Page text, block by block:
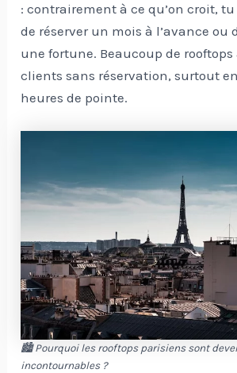
: contrairement à ce qu’on croit, tu
de réserver un mois à l’avance ou
une fortune. Beaucoup de
clients sans réservation, surtout
heures de pointe.
🏙️ Pourquoi les rooftops parisiens sont
incontournables ?